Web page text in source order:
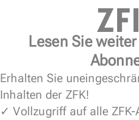
Lesen Sie
Erhalten Sie
Inhalten der ZFK!
✓ Vollzugriff auf alle